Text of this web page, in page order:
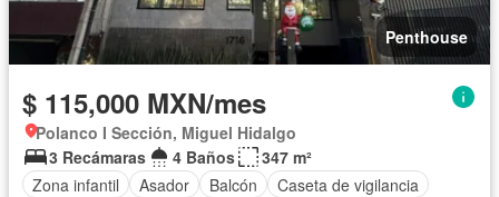
Penthouse
$ 115,000 MXN/mes
Polanco I Sección, Miguel Hidalgo
3 Recámaras
4 Baños
347 m²
Zona infantil
Asador Balcón
Caseta de vigilancia